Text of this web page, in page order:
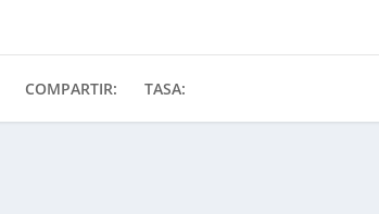
COMPARTIR: TASA: